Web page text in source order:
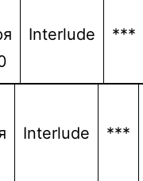
Interlude ***
Interlude ***